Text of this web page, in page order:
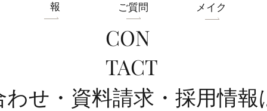
フェリチタ熊谷店 2026ひまわりフォト
ご予約受付中🌻🌞
CON
TACT
せ・資料請求・採用情
報
ご質問
メイク